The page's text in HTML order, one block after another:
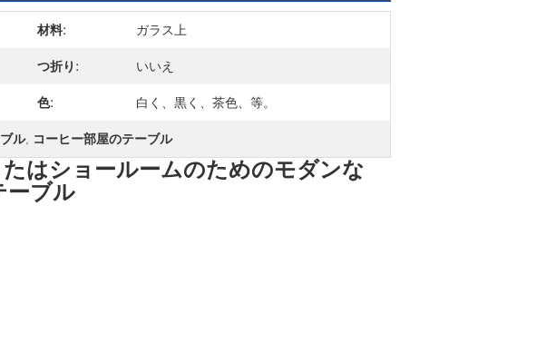
材料: ガラス上
つ折り: いいえ
色: 白く、黒く、茶色、等。
ル, コーヒー部屋のテーブル
はショールームのためのモダンな
ーブル